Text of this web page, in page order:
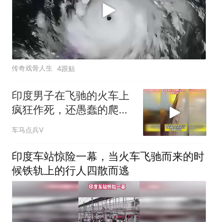
传奇戏骨人生 4跟贴
印度男子在飞驰的火车上
疯狂作死，还愚蠢的爬到
车顶误触了高压线
车马点兵V
印度车站惊险一幕，当火车飞驰而来的时
候铁轨上的行人四散而逃